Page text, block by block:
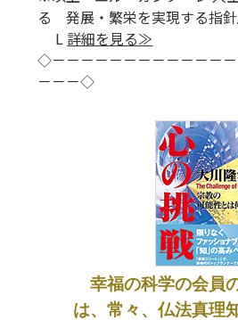
る 発展・繁栄を実現する指
L 詳細を見る≫
◇－－－－－－－－－－－－
－－－◇
幸福の科学の会員
は、常々、仏法真理